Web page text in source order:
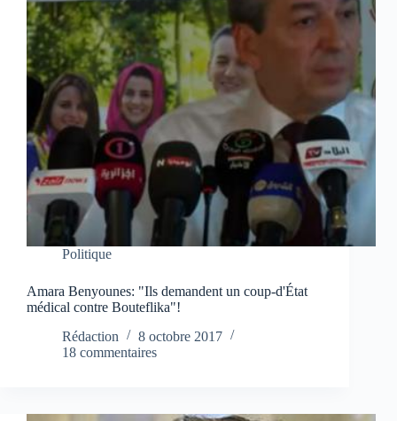
Politique
Amara Benyounes: "Ils demandent un coup-d'État
médical contre Bouteflika"!
Rédaction
8 octobre 2017
18 commentaires